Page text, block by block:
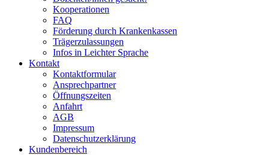
Kooperationen
FAQ
Förderung durch Krankenkassen
Trägerzulassungen
Infos in Leichter Sprache
Kontakt
Kontaktformular
Ansprechpartner
Öffnungszeiten
Anfahrt
AGB
Impressum
Datenschutzerklärung
Kundenbereich